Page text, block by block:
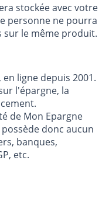
stockée avec votre
personne ne pourra
sur le même produit.
ligne depuis 2001.
l'épargne, la
de Mon Epargne
donc aucun
banques,
etc.